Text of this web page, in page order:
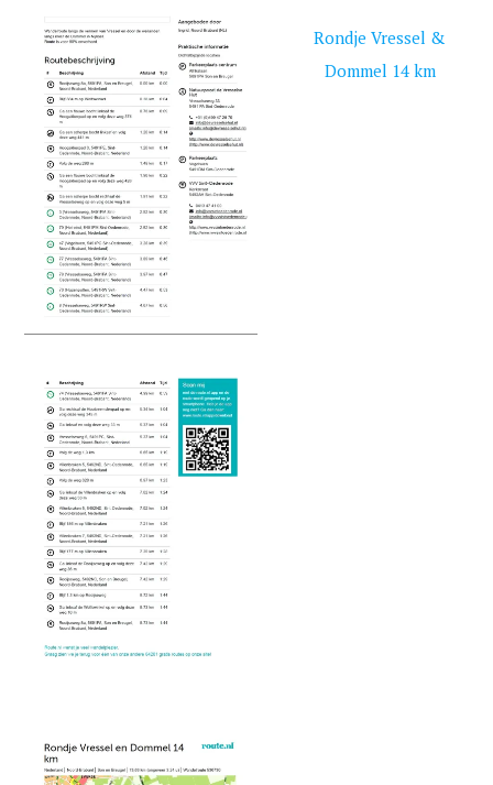
Rondje Vressel &
Dommel 14 km